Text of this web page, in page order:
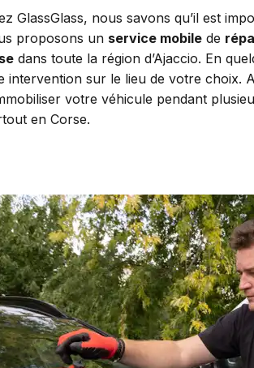
GlassGlass, nous savons qu’il est
proposons un service mobile de
dans toute la région d’Ajaccio. En
intervention sur le lieu de votre choix.
votre véhicule pendant
en Corse.